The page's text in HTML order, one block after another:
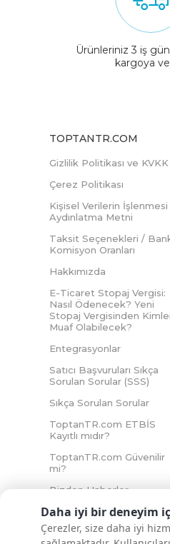
Daha iyi bir deneyim
Çerezler, size daha iyi
Ürünleriniz 3 iş
kargoya
TOPTANTR.COM
Gizlilik Politikası ve KVKK
Çerez Politikası
Kişisel Verilerin İşlenmesi
Aydınlatma Metni
Taksit Seçenekleri /
Komisyon Oranları
Hakkımızda
E-Ticaret Stopaj Vergisi:
Nasıl Ödenecek? Yeni
Stopaj Vergisinden
Muaf Olabilecek?
Entegrasyonlar
Satıcı Başvuruları Sıkça
Sorulan Sorular (SSS)
Sıkça Sorulan Sorular
ToptanTR.com ETBİS
Kayıtlı mıdır?
ToptanTR.com Güvenilir
mi?
Bizden Haberler